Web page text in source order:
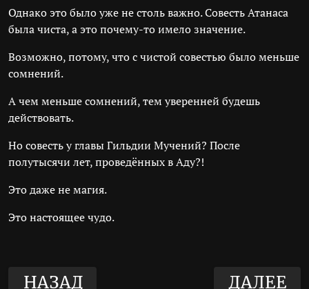
Однако это было уже не столь важно. Совесть Атанаса
была чиста, а это почему-то имело значение.
Возможно, потому, что с чистой совестью было меньше
сомнений.
А чем меньше сомнений, тем уверенней будешь
действовать.
Но совесть у главы Гильдии Мучений? После
полутысячи лет, проведённых в Аду?!
Это даже не магия.
Это настоящее чудо.
НАЗАД ДАЛЕЕ